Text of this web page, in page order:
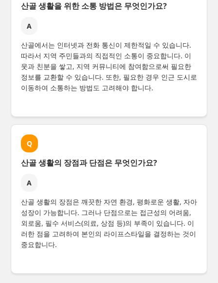
산골 생활을 위한 소통 방법은 무엇인가요?
A
산골에서는 인터넷과 전화 통신이 제한적일 수 있습니다.
따라서 지역 주민들과의 직접적인 소통이 중요합니다. 이
웃과 친분을 쌓고, 지역 커뮤니티에 참여함으로써 필요한
정보를 교환할 수 있습니다. 또한, 필요한 경우 인근 도시로
이동하여 소통하는 방법도 고려해야 합니다.
Q
산골 생활의 장점과 단점은 무엇인가요?
A
산골 생활의 장점은 깨끗한 자연 환경, 평화로운 생활, 자아
성장이 가능합니다. 그러나 단점으로는 접근성의 어려움,
외로움, 필수 서비스(의료, 상점 등)의 부족이 있습니다. 이
러한 점을 고려하여 본인의 라이프스타일을 결정하는 것이
중요합니다.